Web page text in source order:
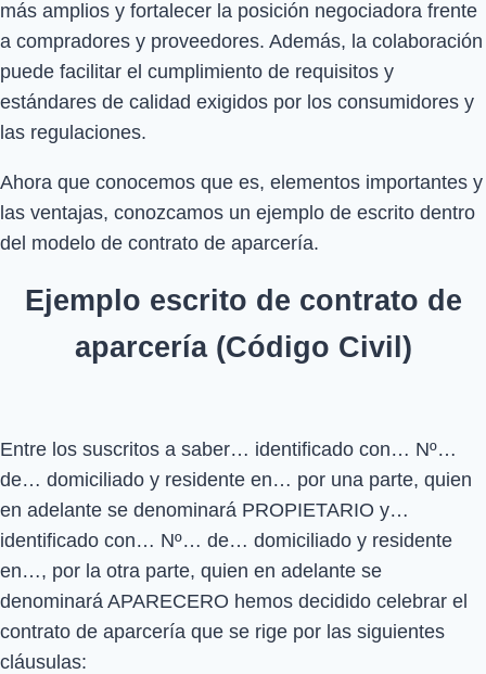
más amplios y fortalecer la posición negociadora frente
a compradores y proveedores. Además, la colaboración
puede facilitar el cumplimiento de requisitos y
estándares de calidad exigidos por los consumidores y
las regulaciones.
Ahora que conocemos que es, elementos importantes y
las ventajas, conozcamos un ejemplo de escrito dentro
del modelo de contrato de aparcería.
Ejemplo escrito de contrato de
aparcería (Código Civil)
Entre los suscritos a saber… identificado con… Nº…
de… domiciliado y residente en… por una parte, quien
en adelante se denominará PROPIETARIO y…
identificado con… Nº… de… domiciliado y residente
en…, por la otra parte, quien en adelante se
denominará APARECERO hemos decidido celebrar el
contrato de aparcería que se rige por las siguientes
cláusulas: